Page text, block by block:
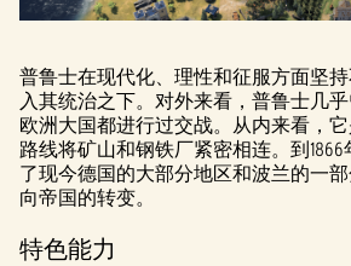
普鲁士在现代化、理性和征服方面坚
入其统治之下。对外来看，普鲁士几
欧洲大国都进行过交战。从内来看，
路线将矿山和钢铁厂紧密相连。到
了现今德国的大部分地区和波兰的一
向帝国的转变。
特色能力